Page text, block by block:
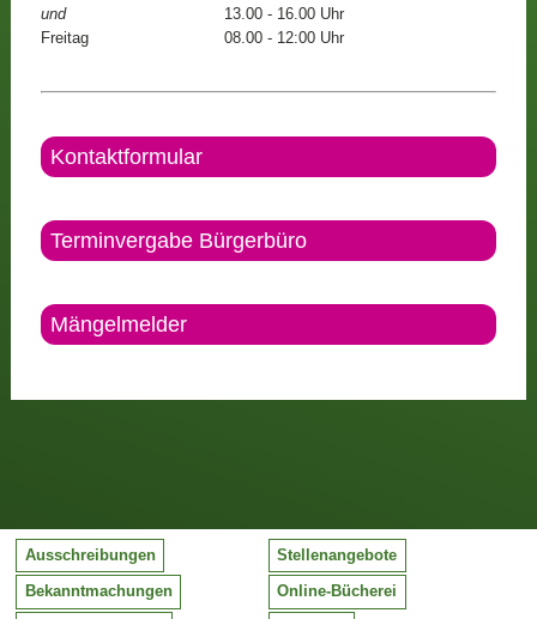
und
13.00 - 16.00 Uhr
Freitag
08.00 - 12:00 Uhr
Kontaktformular
Terminvergabe Bürgerbüro
Mängelmelder
Ausschreibungen Stellenangebote
Bekanntmachungen Online-Bücherei